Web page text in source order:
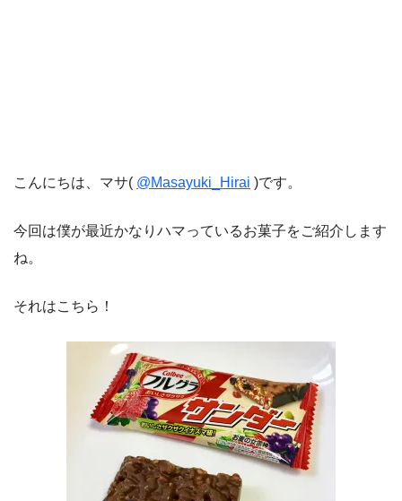
こんにちは、マサ( @Masayuki_Hirai )です。
今回は僕が最近かなりハマっているお菓子をご紹介します
ね。
それはこちら！